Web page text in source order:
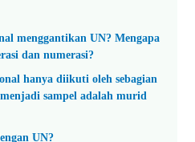
menggantikan UN? Mengapa
dan numerasi?
hanya diikuti oleh sebagian
sampel adalah murid
UN?